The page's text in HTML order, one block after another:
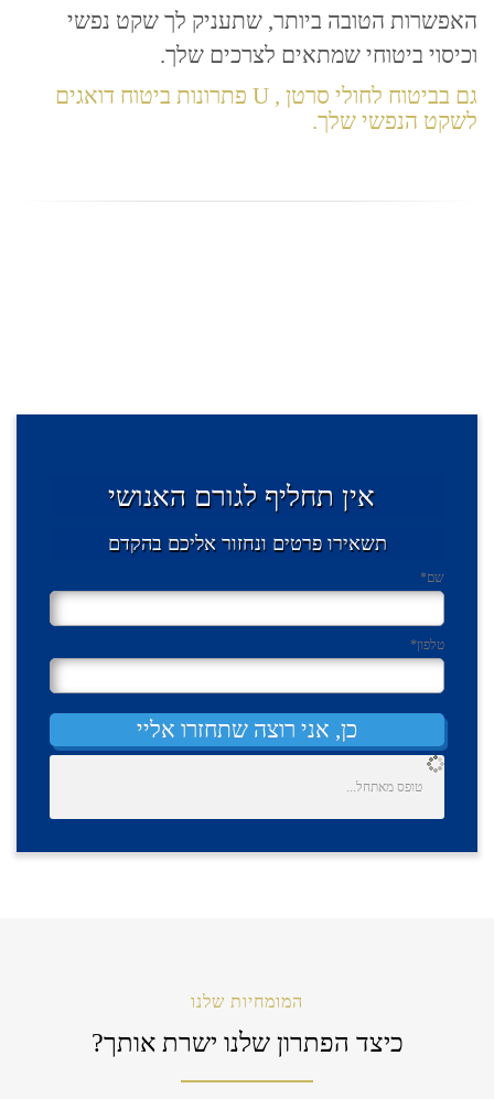
האפשרות הטובה ביותר, שתעניק לך שקט נפשי
וכיסוי ביטוחי שמתאים לצרכים שלך.
גם בביטוח לחולי סרטן , U פתרונות ביטוח דואגים
לשקט הנפשי שלך.
אין תחליף לגורם האנושי
תשאירו פרטים ונחזור אליכם בהקדם
שם*
טלפון*
כן, אני רוצה שתחזרו אליי
טופס מאתחל...
המומחיות שלנו
כיצד הפתרון שלנו ישרת אותך?